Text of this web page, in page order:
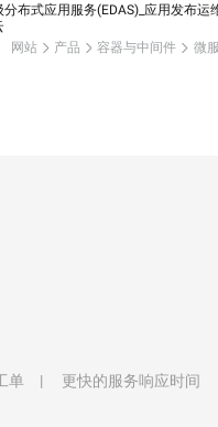
分布式应用服务(EDAS)_应用发布运
网站 产品 容器与中间件 微
单
更快的服务响应时间